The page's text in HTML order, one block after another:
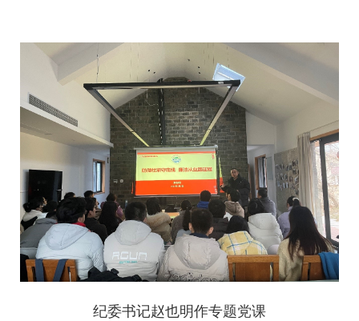
纪委书记赵也明作专题党课